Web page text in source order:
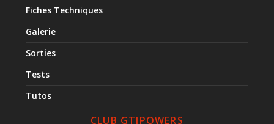
Fiches Techniques
Galerie
Sorties
Tests
Tutos
CLUB GTIPOWERS